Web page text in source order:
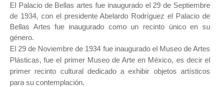
El Palacio de Bellas artes fue inaugurado el 29 de Septiembre
de 1934, con el presidente Abelardo Rodríguez el Palacio de
Bellas Artes fue inaugurado como un recinto único en su
género.
El 29 de Noviembre de 1934 fue inaugurado el Museo de Artes
Plásticas, fue el primer Museo de Arte en México, es decir el
primer recinto cultural dedicado a exhibir objetos artísticos
para su contemplación.